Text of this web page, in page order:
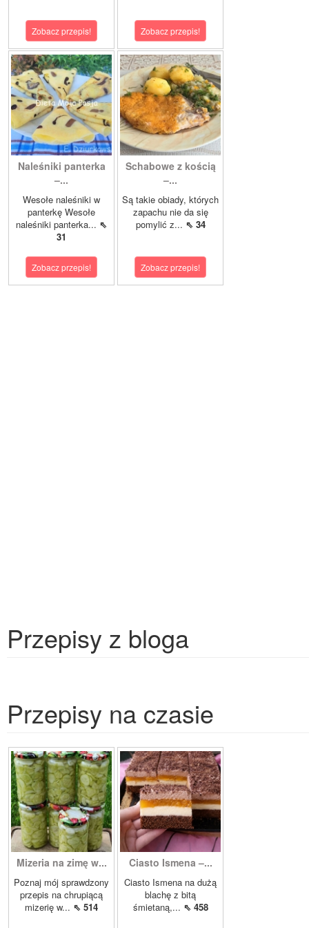
Zobacz przepis! Zobacz przepis!
Naleśniki panterka
–...
Wesołe naleśniki w
panterkę Wesołe
naleśniki panterka... ⇖
31
Zobacz przepis!
Schabowe z kością
–...
Są takie obiady, których
zapachu nie da się
pomylić z... ⇖ 34
Zobacz przepis!
Przepisy z bloga
Przepisy na czasie
Mizeria na zimę w...
Poznaj mój sprawdzony
przepis na chrupiącą
mizerię w... ⇖ 514
Ciasto Ismena –...
Ciasto Ismena na dużą
blachę z bitą
śmietaną,... ⇖ 458